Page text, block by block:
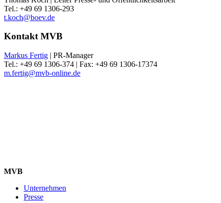
Tel.: +49 69 1306-293
t.koch@boev.de
Kontakt MVB
Markus Fertig | PR-Manager
Tel.: +49 69 1306-374 | Fax: +49 69 1306-17374
m.fertig@mvb-online.de
MVB
Unternehmen
Presse